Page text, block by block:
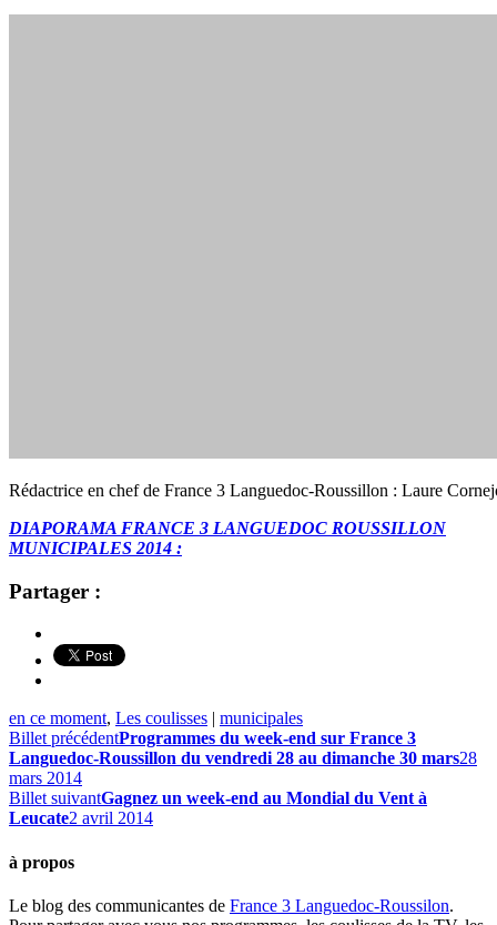
Rédactrice en chef de France 3 Languedoc-Roussillon : Laure
DIAPORAMA FRANCE 3 LANGUEDOC ROUSSILLON
MUNICIPALES 2014 :
Partager :
en ce moment, Les coulisses | municipales
Billet précédentProgrammes du week-end sur France 3
Languedoc-Roussillon du vendredi 28 au dimanche 30 mars28
mars 2014
Billet suivantGagnez un week-end au Mondial du Vent à
Leucate2 avril 2014
à propos
Le blog des communicantes de France 3 Languedoc-Roussilon.